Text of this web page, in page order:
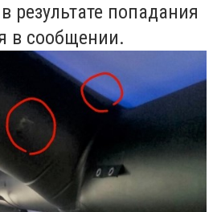
результате попадания
в сообщении.